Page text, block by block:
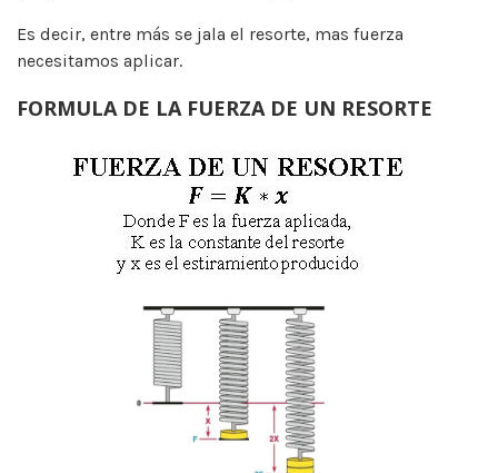
Es decir, entre más se jala el resorte, mas fuerza
necesitamos aplicar.
FORMULA DE LA FUERZA DE UN RESORTE